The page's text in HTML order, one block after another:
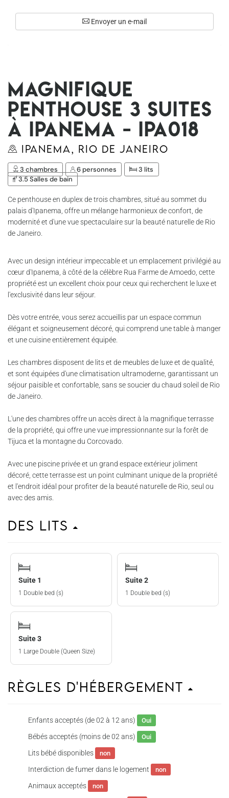
Magnifique
penthouse 3 suites
à Ipanema - Ipa018
Ipanema, Rio de Janeiro
3 chambres 6 personnes
3 lits
3.5 Salles de bain
Ce penthouse en duplex de trois chambres, situé au sommet du
palais d'Ipanema, offre un mélange harmonieux de confort, de
modernité et d'une vue spectaculaire sur la beauté naturelle de Rio
de Janeiro.
Avec un design intérieur impeccable et un emplacement privilégié au
cœur d'Ipanema, à côté de la célèbre Rua Farme de Amoedo, cette
propriété est un excellent choix pour ceux qui recherchent le luxe et
l'exclusivité dans leur séjour.
Dès votre entrée, vous serez accueillis par un espace commun
élégant et soigneusement décoré, qui comprend une table à manger
et une cuisine entièrement équipée.
Les chambres disposent de lits et de meubles de luxe et de qualité,
et sont équipées d'une climatisation ultramoderne, garantissant un
séjour paisible et confortable, sans se soucier du chaud soleil de Rio
de Janeiro.
L'une des chambres offre un accès direct à la magnifique terrasse
de la propriété, qui offre une vue impressionnante sur la forêt de
Tijuca et la montagne du Corcovado.
Avec une piscine privée et un grand espace extérieur joliment
décoré, cette terrasse est un point culminant unique de la propriété
et l'endroit idéal pour profiter de la beauté naturelle de Rio, seul ou
avec des amis.
Des lits
Suite 1
1 Double bed (s)
Suite 2
1 Double bed (s)
Suite 3
1 Large Double (Queen Size)
Règles d'hébergement
Enfants acceptés (de 02 à 12 ans) Oui
Bébés acceptés (moins de 02 ans) Oui
Lits bébé disponibles non
Interdiction de fumer dans le logement non
Animaux acceptés non
Envoyer un e-mail